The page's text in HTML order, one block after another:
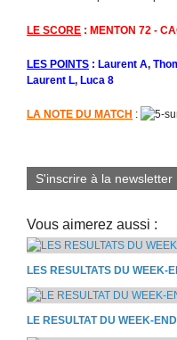
LE SCORE : MENTON 72 -
LES POINTS : Laurent A,
Laurent L, Luca 8
LA NOTE DU MATCH :
S'inscrire à la newsletter
Vous aimerez aussi :
LES RESULTATS DU WEEK-
LE RESULTAT DU WEEK-END